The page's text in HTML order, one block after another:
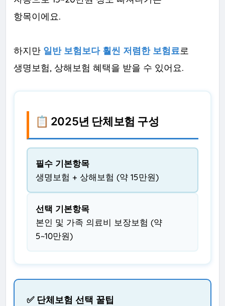
항목이에요.
하지만 일반 보험보다 훨씬 저렴한 보험료로
생명보험, 상해보험 혜택을 받을 수 있어요.
📋 2025년 단체보험 구성
필수 기본항목
생명보험 + 상해보험 (약 15만원)
선택 기본항목
본인 및 가족 의료비 보장보험 (약
5~10만원)
✅ 단체보험 선택 꿀팁